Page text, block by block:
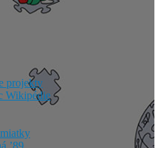
projekty
Wikipédie
’89